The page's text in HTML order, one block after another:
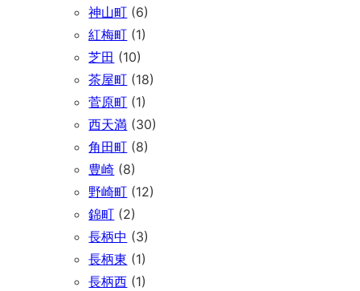
神山町 (6)
紅梅町 (1)
芝田 (10)
茶屋町 (18)
菅原町 (1)
西天満 (30)
角田町 (8)
豊崎 (8)
野崎町 (12)
錦町 (2)
長柄中 (3)
長柄東 (1)
長柄西 (1)